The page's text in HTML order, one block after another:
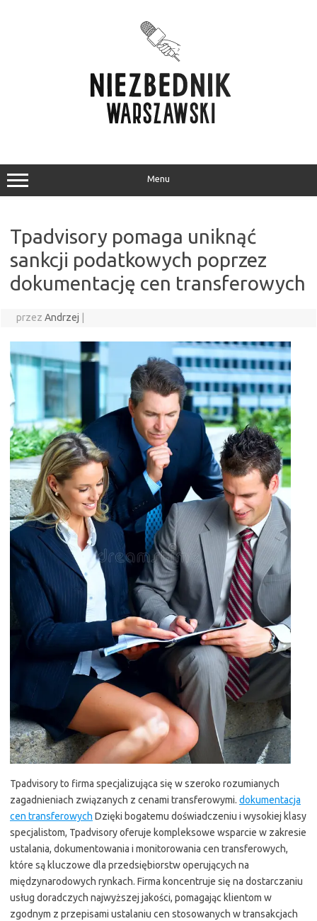
Menu
Tpadvisory pomaga uniknąć
sankcji podatkowych poprzez
dokumentację cen transferowych
przez Andrzej
Tpadvisory to firma specjalizująca się w szeroko rozumianych
zagadnieniach związanych z cenami transferowymi. dokumentacja
cen transferowych Dzięki bogatemu doświadczeniu i wysokiej klasy
specjalistom, Tpadvisory oferuje kompleksowe wsparcie w zakresie
ustalania, dokumentowania i monitorowania cen transferowych,
które są kluczowe dla przedsiębiorstw operujących na
międzynarodowych rynkach. Firma koncentruje się na dostarczaniu
usług doradczych najwyższej jakości, pomagając klientom w
zgodnym z przepisami ustalaniu cen stosowanych w transakcjach